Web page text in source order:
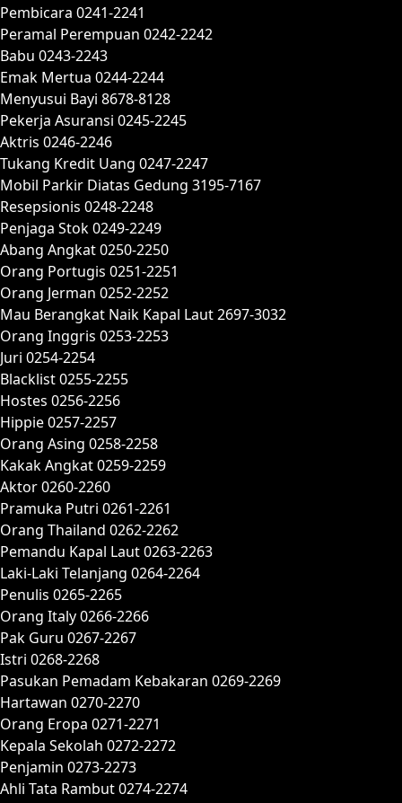
Pembicara 0241-2241
Peramal Perempuan 0242-2242
Babu 0243-2243
Emak Mertua 0244-2244
Menyusui Bayi 8678-8128
Pekerja Asuransi 0245-2245
Aktris 0246-2246
Tukang Kredit Uang 0247-2247
Mobil Parkir Diatas Gedung 3195-7167
Resepsionis 0248-2248
Penjaga Stok 0249-2249
Abang Angkat 0250-2250
Orang Portugis 0251-2251
Orang Jerman 0252-2252
Mau Berangkat Naik Kapal Laut 2697-3032
Orang Inggris 0253-2253
Juri 0254-2254
Blacklist 0255-2255
Hostes 0256-2256
Hippie 0257-2257
Orang Asing 0258-2258
Kakak Angkat 0259-2259
Aktor 0260-2260
Pramuka Putri 0261-2261
Orang Thailand 0262-2262
Pemandu Kapal Laut 0263-2263
Laki-Laki Telanjang 0264-2264
Penulis 0265-2265
Orang Italy 0266-2266
Pak Guru 0267-2267
Istri 0268-2268
Pasukan Pemadam Kebakaran 0269-2269
Hartawan 0270-2270
Orang Eropa 0271-2271
Kepala Sekolah 0272-2272
Penjamin 0273-2273
Ahli Tata Rambut 0274-2274